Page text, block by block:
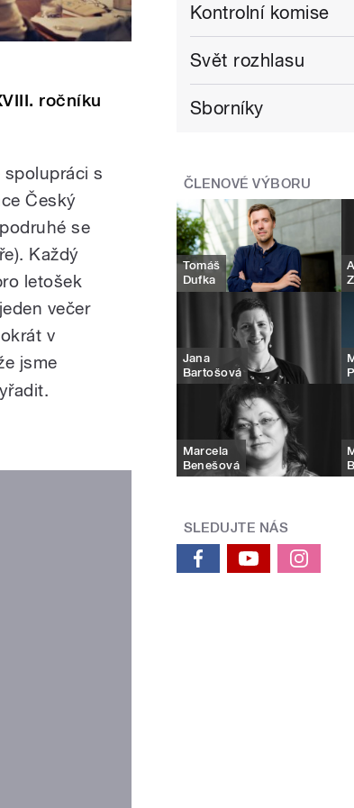
ročníku
spolupráci s
Český
se
Každý
letošek
večer
v
jsme
Kontrolní komise
Svět rozhlasu
Sborníky
ČLENOVÉ VÝBORU
Tomáš
Dufka
Jana
Bartošová
Marcela
Benešová
SLEDUJTE NÁS